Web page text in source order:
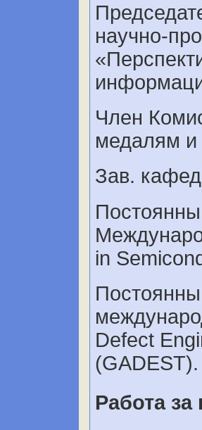
научно-
Член
медалям
Зав.
in
Defect
(GADEST).
Работа за